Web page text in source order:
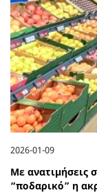
2026-01-09
Με ανατιμήσεις
“ποδαρικό” η